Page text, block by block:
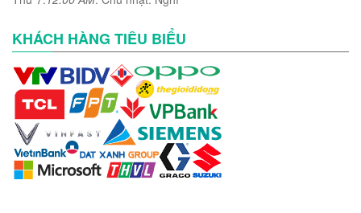
KHÁCH HÀNG TIÊU BIỂU